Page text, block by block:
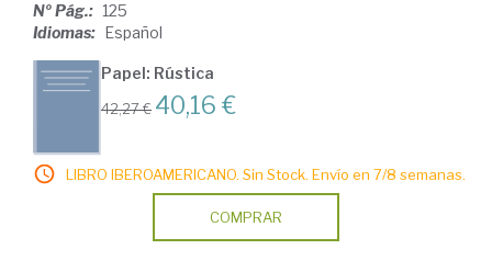
Nº Pág.: 125
Idiomas: Español
Papel: Rústica
42,27 € 40,16 €
LIBRO IBEROAMERICANO. Sin Stock. Envío en 7/8 semanas.
COMPRAR